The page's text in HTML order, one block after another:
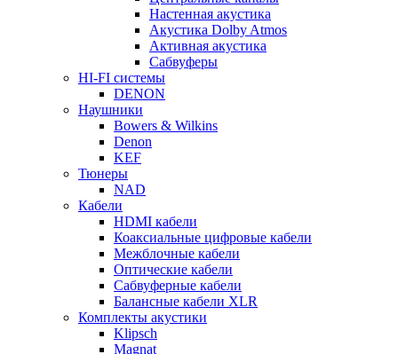
Настенная акустика
Акустика Dolby Atmos
Активная акустика
Сабвуферы
HI-FI системы
DENON
Наушники
Bowers & Wilkins
Denon
KEF
Тюнеры
NAD
Кабели
HDMI кабели
Коаксиальные цифровые кабели
Межблочные кабели
Оптические кабели
Сабвуферные кабели
Балансные кабели XLR
Комплекты акустики
Klipsch
Magnat